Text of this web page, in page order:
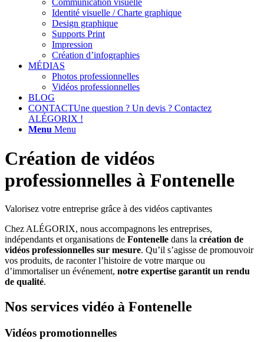
Communication visuelle
Identité visuelle / Charte graphique
Design graphique
Supports Print
Impression
Création d’infographies
MÉDIAS
Photos professionnelles
Vidéos professionnelles
BLOG
CONTACTUne question ? Un devis ? Contactez
ALÉGORIX !
Menu Menu
Création de vidéos
professionnelles à Fontenelle
Valorisez votre entreprise grâce à des vidéos captivantes
Chez ALÉGORIX, nous accompagnons les entreprises,
indépendants et organisations de Fontenelle dans la création de
vidéos professionnelles sur mesure. Qu’il s’agisse de promouvoir
vos produits, de raconter l’histoire de votre marque ou
d’immortaliser un événement, notre expertise garantit un rendu
de qualité.
Nos services vidéo à Fontenelle
Vidéos promotionnelles